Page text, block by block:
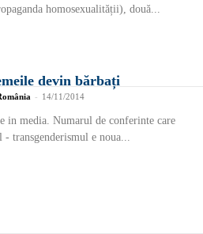
homosexualității), două...
devin bărbați
- 14/11/2014
in media. Numarul de conferinte care
transgenderismul e noua...